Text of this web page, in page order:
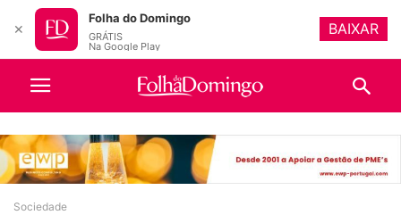
Sociedade
✕
Folha do Domingo
GRÁTIS
Na Google Play
BAIXAR